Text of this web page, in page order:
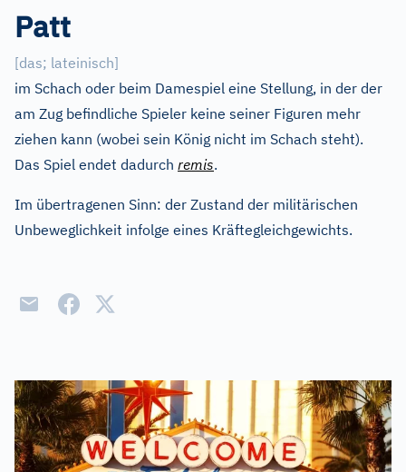
Patt
[das; lateinisch]
im Schach oder beim Damespiel eine Stellung, in der der
am Zug befindliche Spieler keine seiner Figuren mehr
ziehen kann (wobei sein König nicht im Schach steht).
Das Spiel endet dadurch remis.
Im übertragenen Sinn: der Zustand der militärischen
Unbeweglichkeit infolge eines Kräftegleichgewichts.